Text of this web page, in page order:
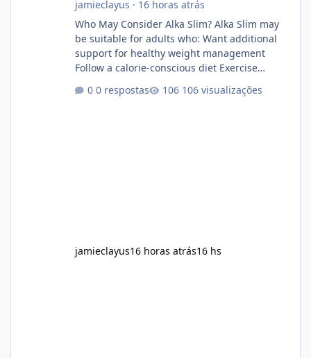
jamieclayus · 16 horas atrás
Who May Consider Alka Slim? Alka Slim may
be suitable for adults who: Want additional
support for healthy weight management
Follow a calorie-conscious diet Exercise
plant-based ingredients Want to complement
0 respostas 106 visualizações
jamieclayus16 horas atrás16 hs